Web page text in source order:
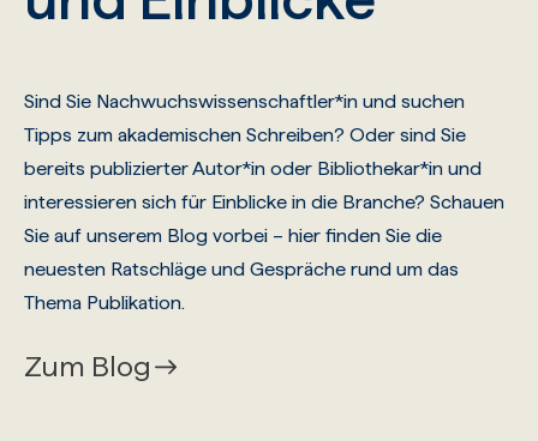
Sind Sie Nachwuchswissenschaftler*in und suchen
Tipps zum akademischen Schreiben? Oder sind Sie
bereits publizierter Autor*in oder Bibliothekar*in und
interessieren sich für Einblicke in die Branche? Schauen
Sie auf unserem Blog vorbei – hier finden Sie die
neuesten Ratschläge und Gespräche rund um das
Thema Publikation.
Zum Blog